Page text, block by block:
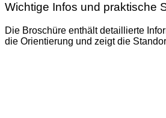
Wichtige Infos und praktische
Die Broschüre enthält detaillierte
die Orientierung und zeigt die